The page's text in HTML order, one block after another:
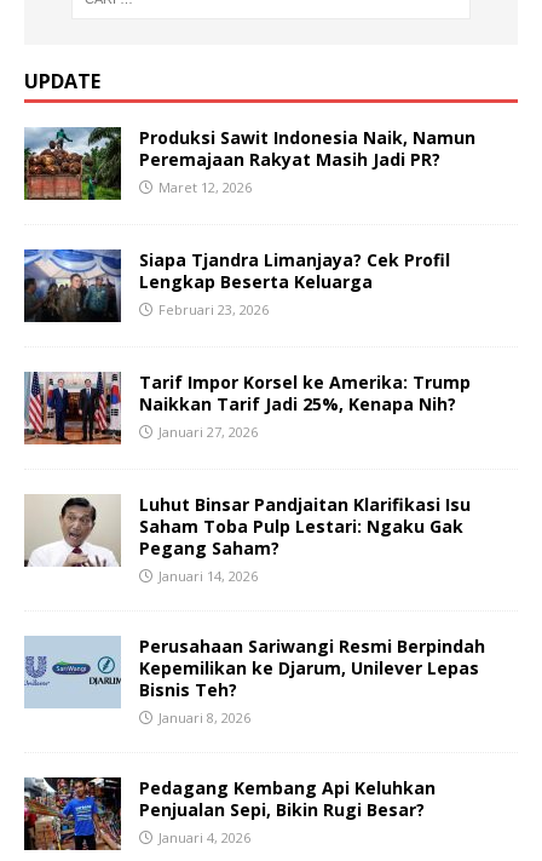
UPDATE
Produksi Sawit Indonesia Naik, Namun
Peremajaan Rakyat Masih Jadi PR?
Maret 12, 2026
Siapa Tjandra Limanjaya? Cek Profil
Lengkap Beserta Keluarga
Februari 23, 2026
Tarif Impor Korsel ke Amerika: Trump
Naikkan Tarif Jadi 25%, Kenapa Nih?
Januari 27, 2026
Luhut Binsar Pandjaitan Klarifikasi Isu
Saham Toba Pulp Lestari: Ngaku Gak
Pegang Saham?
Januari 14, 2026
Perusahaan Sariwangi Resmi Berpindah
Kepemilikan ke Djarum, Unilever Lepas
Bisnis Teh?
Januari 8, 2026
Pedagang Kembang Api Keluhkan
Penjualan Sepi, Bikin Rugi Besar?
Januari 4, 2026